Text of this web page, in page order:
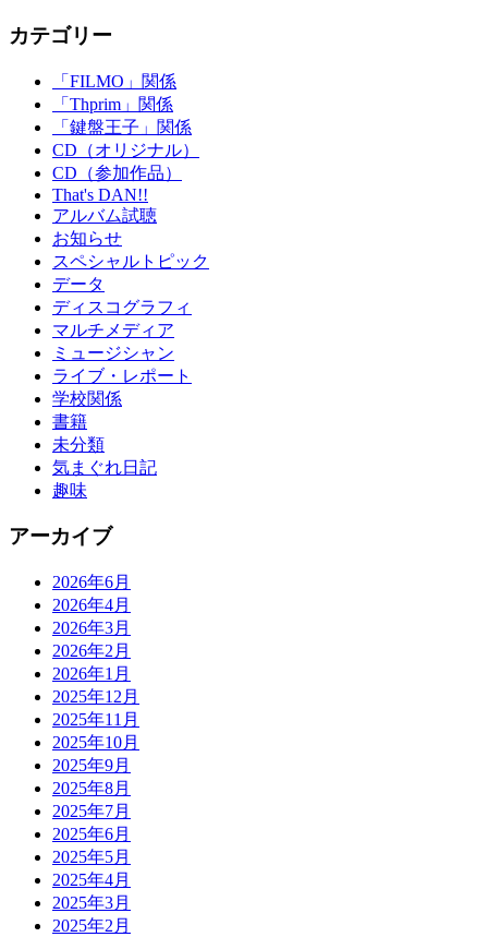
カテゴリー
「FILMO」関係
「Thprim」関係
「鍵盤王子」関係
CD（オリジナル）
CD（参加作品）
That's DAN!!
アルバム試聴
お知らせ
スペシャルトピック
データ
ディスコグラフィ
マルチメディア
ミュージシャン
ライブ・レポート
学校関係
書籍
未分類
気まぐれ日記
趣味
アーカイブ
2026年6月
2026年4月
2026年3月
2026年2月
2026年1月
2025年12月
2025年11月
2025年10月
2025年9月
2025年8月
2025年7月
2025年6月
2025年5月
2025年4月
2025年3月
2025年2月